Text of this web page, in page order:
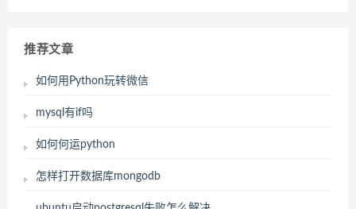
推荐文章
如何用Python玩转微信
mysql有if吗
如何何运python
怎样打开数据库mongodb